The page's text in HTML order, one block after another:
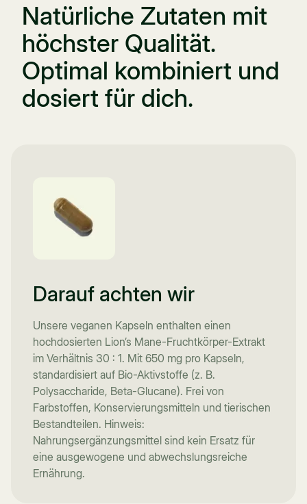
Natürliche Zutaten mit
höchster Qualität.
Optimal kombiniert und
dosiert für dich.
Darauf achten wir
Unsere veganen Kapseln enthalten einen
hochdosierten Lion’s Mane-Fruchtkörper-Extrakt
im Verhältnis 30 : 1. Mit 650 mg pro Kapseln,
standardisiert auf Bio-Aktivstoffe (z. B.
Polysaccharide, Beta-Glucane). Frei von
Farbstoffen, Konservierungsmitteln und tierischen
Bestandteilen. Hinweis:
Nahrungsergänzungsmittel sind kein Ersatz für
eine ausgewogene und abwechslungsreiche
Ernährung.